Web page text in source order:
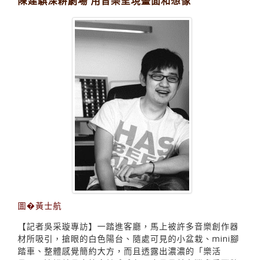
圖�黃士航
【記者吳采璇專訪】一踏進客廳，馬上被許多音樂創作器
材所吸引，搶眼的白色陽台、隨處可見的小盆栽、mini腳
踏車、整體感覺簡約大方，而且透露出濃濃的「樂活